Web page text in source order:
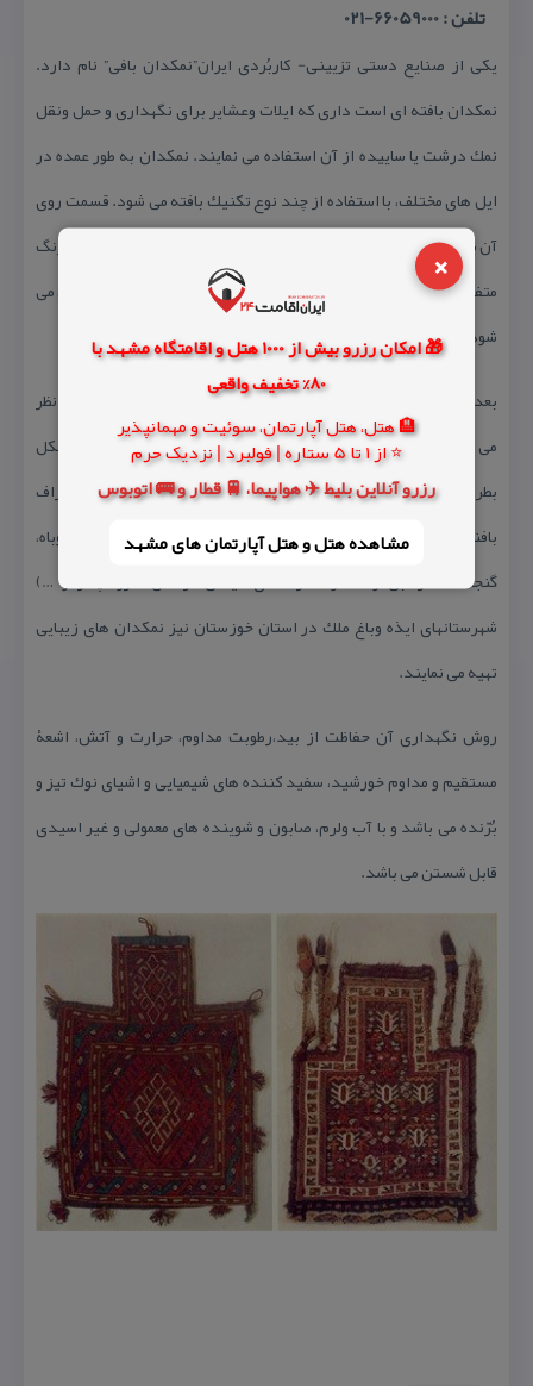
×
🎁 امکان رزرو بیش از 1000 هتل و اقامتگاه مشهد با
80% تخفیف واقعی
🏨 هتل، هتل آپارتمان، سوئیت و مهمانپذیر
⭐ از 1 تا 5 ستاره | فولبرد | نزدیک حرم
رزرو آنلاین بلیط ✈️ هواپیما، 🚆 قطار و 🚌 اتوبوس
مشاهده هتل و هتل‌ آپارتمان های مشهد
تلفن : 66059000-021
یكی از صنایع دستی تزیینی- كاربُردی ایران”نمكدان بافی” نام دارد.
نمكدان بافته ای است داری كه ایلات وعشایر برای نگهداری و حمل ونقل
نمك درشت یا ساییده از آن استفاده می نمایند. نمكدان به طور عمده در
ایل های مختلف، با استفاده از چند نوع تكنیك بافته می شود. قسمت روی
آن با تكینك قالی بافی و پشت نمكدان با طرح ساده گلیم بافت در چند رنگ
متفاوت، روی نمكدان به روش ِرندی بافی و قسمت تحتانی آن قالی بافی می
شود.
بعد از اتمام بافت پارچه متقالی، به عنوان آستر در داخل نمكدان در نظر
می گیرند تا نمك با پشم تماس نداشته باشد. فرم كلی نمكدان به شكل
بطری می باشد، طرح های مــورد استفاده ذهنی بوده و از طبیعت اطراف
بافنده نشئت گرفته می شود منجمله: نگاره های جانوری (‌گوزن، روباه،
گنجشگ، مرغابی و …) و نگاره های گیاهی(درختان سرو، چنار و …)
شهرستانهای ایذه وباغ ملك در استان خوزستان نیز نمكدان های زیبایی
تهیه می نمایند.
روش نگهداری آن حفاظت از بید،رطوبت مداوم، حرارت و آتش، اشعۀ
مستقیم و مداوم خورشید، سفید كننده های شیمیایی و اشیای نوك تیز و
بُرّنده می باشد و با آب ولرم، صابون و شوینده های معمولی و غیر اسیدی
قابل شستن می باشد.